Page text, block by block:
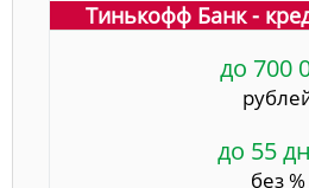
Тинькофф Банк -
до 700
до 55
без %